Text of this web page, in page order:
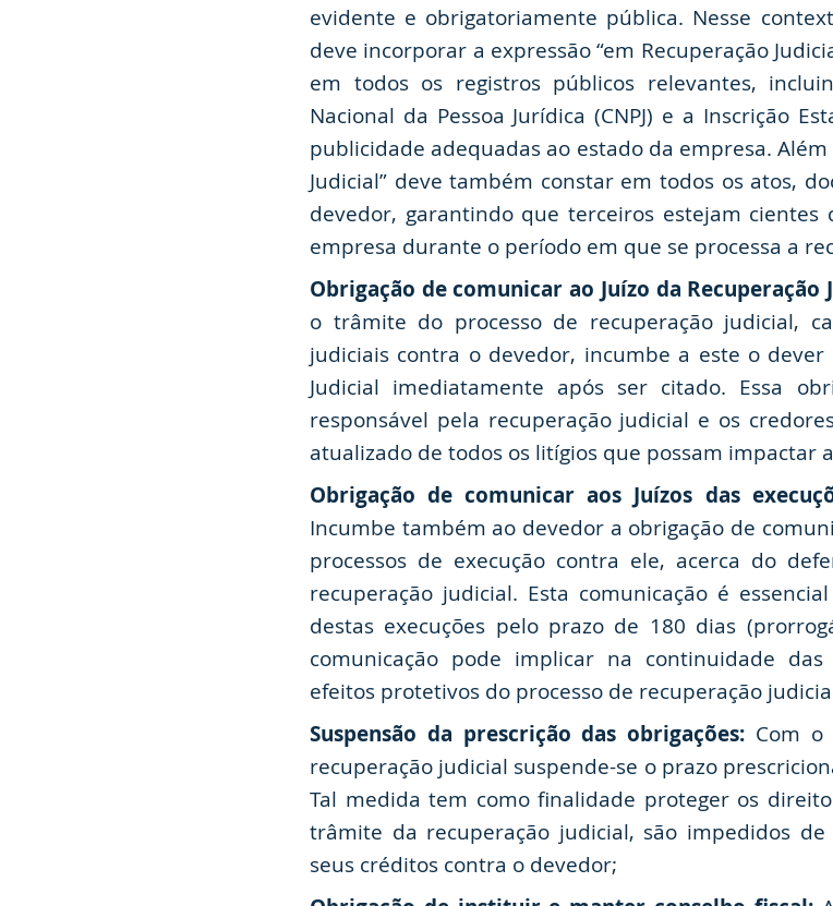
evidente e obrigatoriamente pública. Nesse
deve incorporar a expressão “em Recuperação
em todos os registros públicos relevantes,
Nacional da Pessoa Jurídica (CNPJ) e a Inscrição
publicidade adequadas ao estado da empresa. Além
Judicial” deve também constar em todos os atos,
devedor, garantindo que terceiros estejam
empresa durante o período em que se processa a
Obrigação de comunicar ao Juízo da Recuperação
o trâmite do processo de recuperação judicial,
judiciais contra o devedor, incumbe a este o
Judicial imediatamente após ser citado. Essa
responsável pela recuperação judicial e os
atualizado de todos os litígios que possam impactar
Obrigação de comunicar aos Juízos das
Incumbe também ao devedor a obrigação de
processos de execução contra ele, acerca do
recuperação judicial. Esta comunicação é
destas execuções pelo prazo de 180 dias
comunicação pode implicar na continuidade
efeitos protetivos do processo de recuperação
Suspensão da prescrição das obrigações: Com o
recuperação judicial suspende-se o prazo
Tal medida tem como finalidade proteger os
trâmite da recuperação judicial, são impedidos
seus créditos contra o devedor;